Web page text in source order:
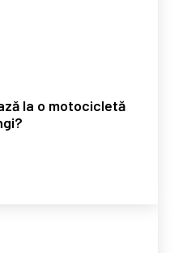
la o motocicletă